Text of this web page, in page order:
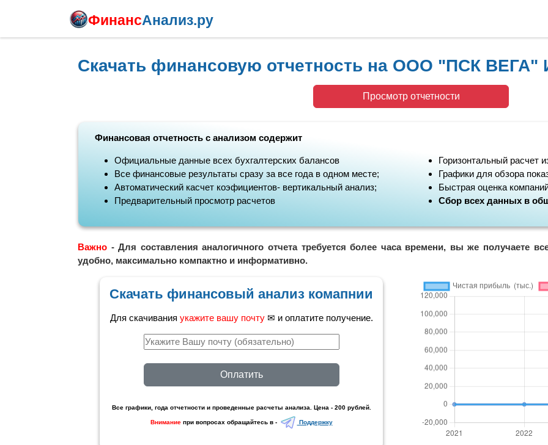
ФинансАнализ.ру
Скачать финансовую отчетность на ООО "ПСК ВЕГА"
Просмотр отчетности
Финансовая отчетность с анализом содержит
Официальные данные всех бухгалтерских балансов
Все финансовые результаты сразу за все года в одном месте;
Автоматический касчет коэфициентов- вертикальный анализ;
Предварительный просмотр расчетов
Горизонтальный расчет
Графики для обзора
Быстрая оценка
Сбор всех данных в
Важно - Для составления аналогичного отчета требуется более часа времени, вы же получаете
удобно, максимально компактно и информативно.
Скачать финансовый анализ комапнии
Для скачивания укажите вашу почту✉ и оплатите получение.
Оплатить
Все графики, года отчетности и проведенные расчеты анализа. Цена - 200 рублей.
Внимание при вопросах обращайтесь в - Поддержку